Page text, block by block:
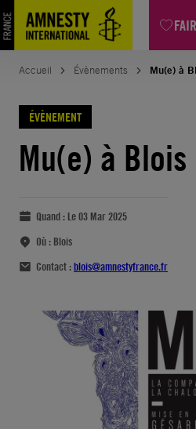
Accueil Évènements Mu(e) à
ÉVÈNEMENT
Mu(e) à Blois
Quand : Le 03 Mar 2025
Où : Blois
Contact :blois@amnestyfrance.fr